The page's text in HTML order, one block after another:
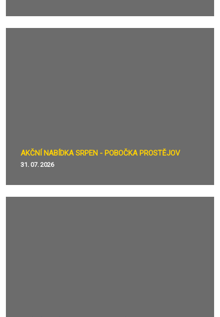
AKČNÍ NABÍDKA SRPEN - POBOČKA PROSTĚJOV
31. 07. 2026